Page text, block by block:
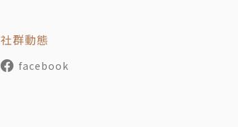
社群動態
facebook